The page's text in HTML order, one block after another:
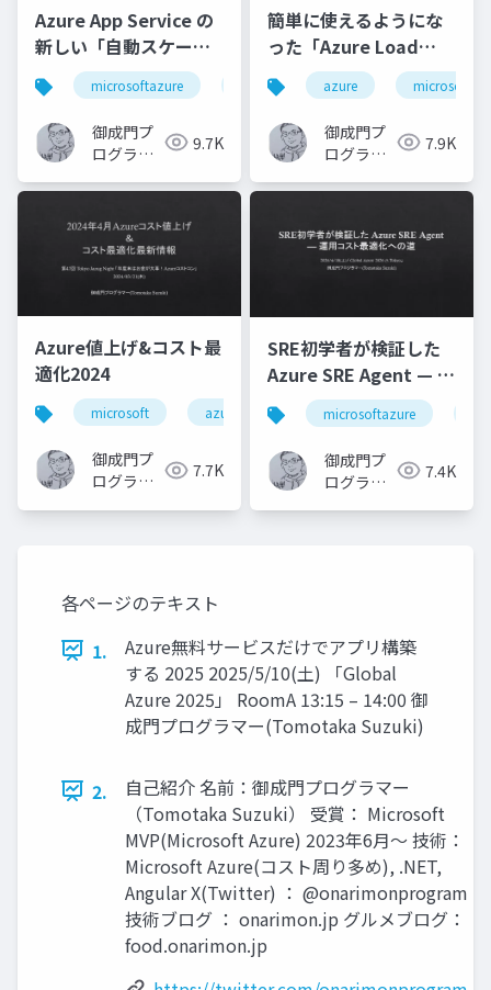
Azure App Service の
新しい「自動スケーリ
ング」を触ってみた
microsoftazure azure microsoft
御成門プ
ログラマ
(Tomotaka
Suzuki)
9.7K
簡単に使えるようにな
った「Azure Load
Testing」を改めて学
びなおす
azure microsoft
御成門プ
ログラマ
(Tomotaka
7.9K
Azure値上げ&コスト最
適化2024
microsoft azure microsoftazure
御成門プ
ログラマ
7.7K
SRE初学者が検証した
Azure SRE Agent — 運
用コスト最適化への道
microsoftazure
御成門プ
ログラマ
7.4K
各ページのテキスト
1.
Azure無料サービスだけでアプリ構築
する 2025 2025/5/10(土) 「Global
Azure 2025」 RoomA 13:15 – 14:00 御
成門プログラマー(Tomotaka Suzuki)
2.
自己紹介 名前：御成門プログラマー
（Tomotaka Suzuki） 受賞： Microsoft
MVP(Microsoft Azure) 2023年6月～ 技術：
Microsoft Azure(コスト周り多め), .NET,
Angular X(Twitter) ： @onarimonprogram
技術ブログ ： onarimon.jp グルメブログ：
food.onarimon.jp